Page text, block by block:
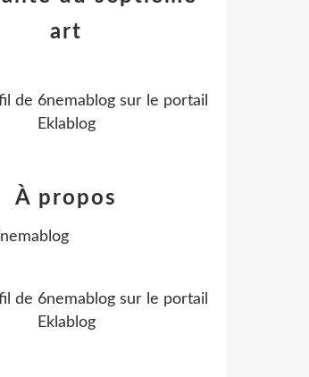
art
de 6nemablog sur le portail
Eklablog
À propos
de 6nemablog sur le portail
Eklablog